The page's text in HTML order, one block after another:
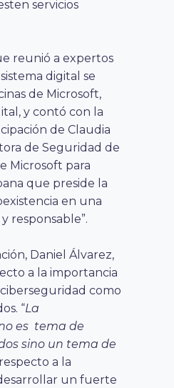
servicios
reunió a expertos
digital se
de Microsoft,
y contó con la
de Claudia
de Seguridad de
Microsoft para
que preside la
en una
responsable”.
Daniel Álvarez,
a la importancia
como
“La
es tema de
sino un tema de
a la
un fuerte